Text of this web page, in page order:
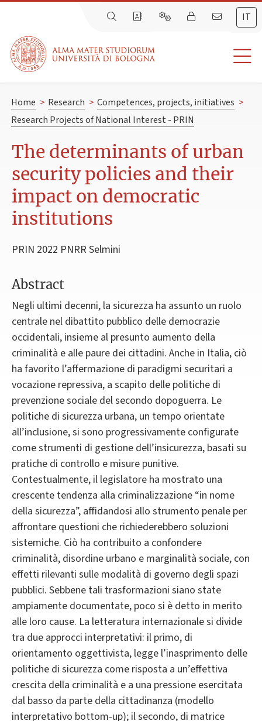
IT
Home > Research > Competences, projects, initiatives >
Research Projects of National Interest - PRIN
The determinants of urban
security policies and their
impact on democratic
institutions
PRIN 2022 PNRR Selmini
Abstract
Negli ultimi decenni, la sicurezza ha assunto un ruolo
centrale nel dibattito pubblico delle democrazie
occidentali, insieme al presunto aumento della
criminalità e alle paure dei cittadini. Anche in Italia, ciò
ha favorito l’affermazione di paradigmi securitari a
vocazione repressiva, a scapito delle politiche di
prevenzione sociale del secondo dopoguerra. Le
politiche di sicurezza urbana, un tempo orientate
all’inclusione, si sono progressivamente configurate
come strumenti di gestione dell’insicurezza, basati su
pratiche di controllo e misure punitive.
Contestualmente, il legislatore ha mostrato una
crescente tendenza alla criminalizzazione “in nome
della sicurezza”, affidandosi allo strumento penale per
affrontare questioni che richiederebbero soluzioni
sistemiche. Ciò ha contribuito a confondere
criminalità, disordine urbano e marginalità sociale, con
effetti rilevanti sulle modalità di governo degli spazi
pubblici. Sebbene tali trasformazioni siano state
ampiamente documentate, poco si è detto in merito
alle loro cause. La letteratura internazionale si divide
tra due approcci interpretativi: il primo, di
orientamento oggettivista, legge l’inasprimento delle
politiche di sicurezza come risposta a un’effettiva
crescita della criminalità e a una pressione esercitata
dal basso da parte della cittadinanza (modello
interpretativo bottom-up); il secondo, di matrice